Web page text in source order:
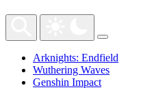
Arknights: Endfield
Wuthering Waves
Genshin Impact